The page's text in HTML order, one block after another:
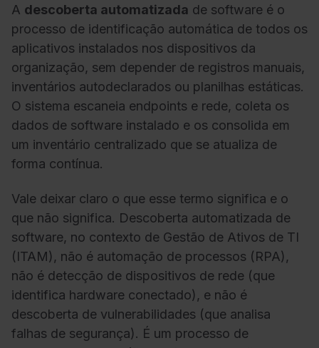
A descoberta automatizada de software é o
processo de identificação automática de todos os
aplicativos instalados nos dispositivos da
organização, sem depender de registros manuais,
inventários autodeclarados ou planilhas estáticas.
O sistema escaneia endpoints e rede, coleta os
dados de software instalado e os consolida em
um inventário centralizado que se atualiza de
forma contínua.
Vale deixar claro o que esse termo significa e o
que não significa. Descoberta automatizada de
software, no contexto de Gestão de Ativos de TI
(ITAM), não é automação de processos (RPA),
não é detecção de dispositivos de rede (que
identifica hardware conectado), e não é
descoberta de vulnerabilidades (que analisa
falhas de segurança). É um processo de